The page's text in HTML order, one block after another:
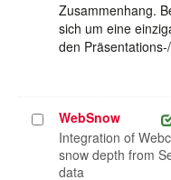
Zusammenhang.
sich um eine
den
Projekt
auswählen
WebSnow
Integration of
snow depth from
data